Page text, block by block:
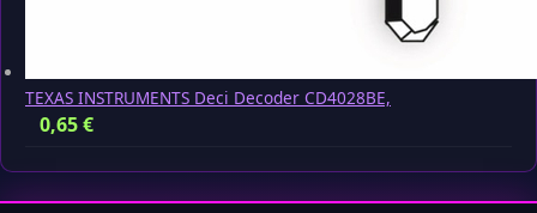
TEXAS INSTRUMENTS Deci Decoder CD4028BE,
0,65€